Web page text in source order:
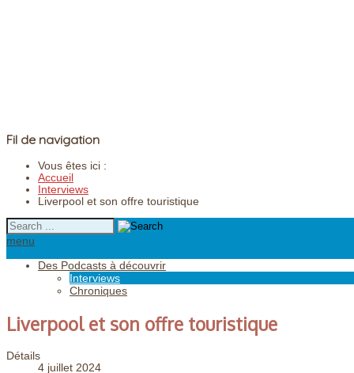
Fil de navigation
Vous êtes ici :
Accueil
Interviews
Liverpool et son offre touristique
menu
Des Podcasts à découvrir
Interviews
Chroniques
Liverpool et son offre touristique
Détails
4 juillet 2024